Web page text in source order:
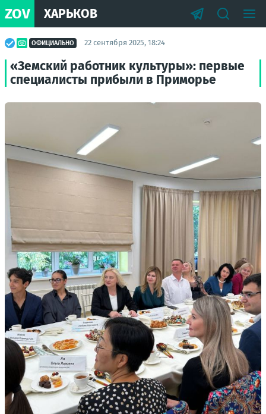
ZOV ХАРЬКОВ
ОФИЦИАЛЬНО 22 сентября 2025, 18:24
«Земский работник культуры»: первые
специалисты прибыли в Приморье